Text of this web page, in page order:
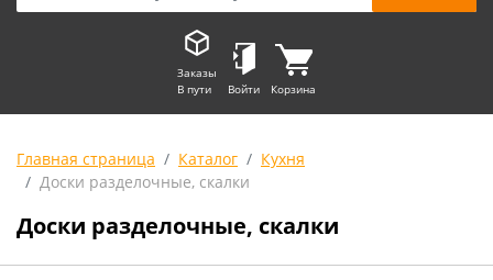
Заказы
В пути
Войти Корзина
Главная страница Каталог
Кухня
Доски разделочные, скалки
Доски разделочные, скалки